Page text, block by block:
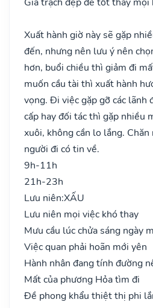
Xuất hành giờ này sẽ gặp
đến, nhưng nên lưu ý nên
hơn, buổi chiều thì giảm đi
muốn cầu tài thì xuất hành
vọng. Đi việc gặp gỡ các lãnh
cấp hay đối tác thì gặp nhiều
xuôi, không cần lo lắng.
người đi có tin về.
9h-11h
21h-23h
Lưu niên:XẤU
Lưu niên mọi việc khó thay
Mưu cầu lúc chửa sáng ngày
Việc quan phải hoãn mới yên
Hành nhân đang tính đường
Mất của phương Hỏa tìm đi
Đề phong khẩu thiệt thị phi